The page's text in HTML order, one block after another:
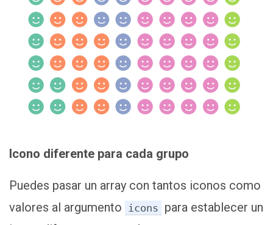
Icono diferente para cada grupo
Puedes pasar un array con tantos iconos como
valores al argumento icons para establecer un